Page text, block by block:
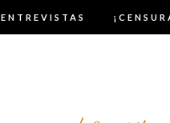
ENTREVISTAS